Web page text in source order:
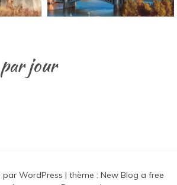
jour
par WordPress | thème : New Blog a free